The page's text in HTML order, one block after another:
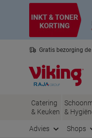
Gratis bezorging
Catering
& Keuken
&
Advies Shops